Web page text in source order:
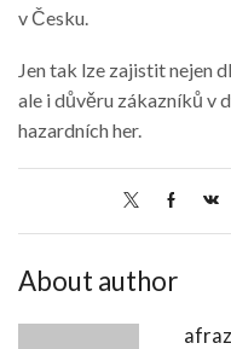
v Česku.
Jen tak lze zajistit nejen
ale i důvěru zákazníků v
hazardních her.
About author